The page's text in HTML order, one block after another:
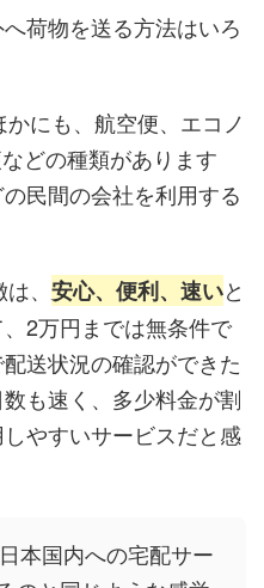
荷物を送る方法はいろ
にも、航空便、エコノ
どの種類があります
民間の会社を利用する
、 安心、便利、速いと
2万円までは無条件で
送状況の確認ができた
も速く、多少料金が割
やすいサービスだと感
本国内への宅配サー